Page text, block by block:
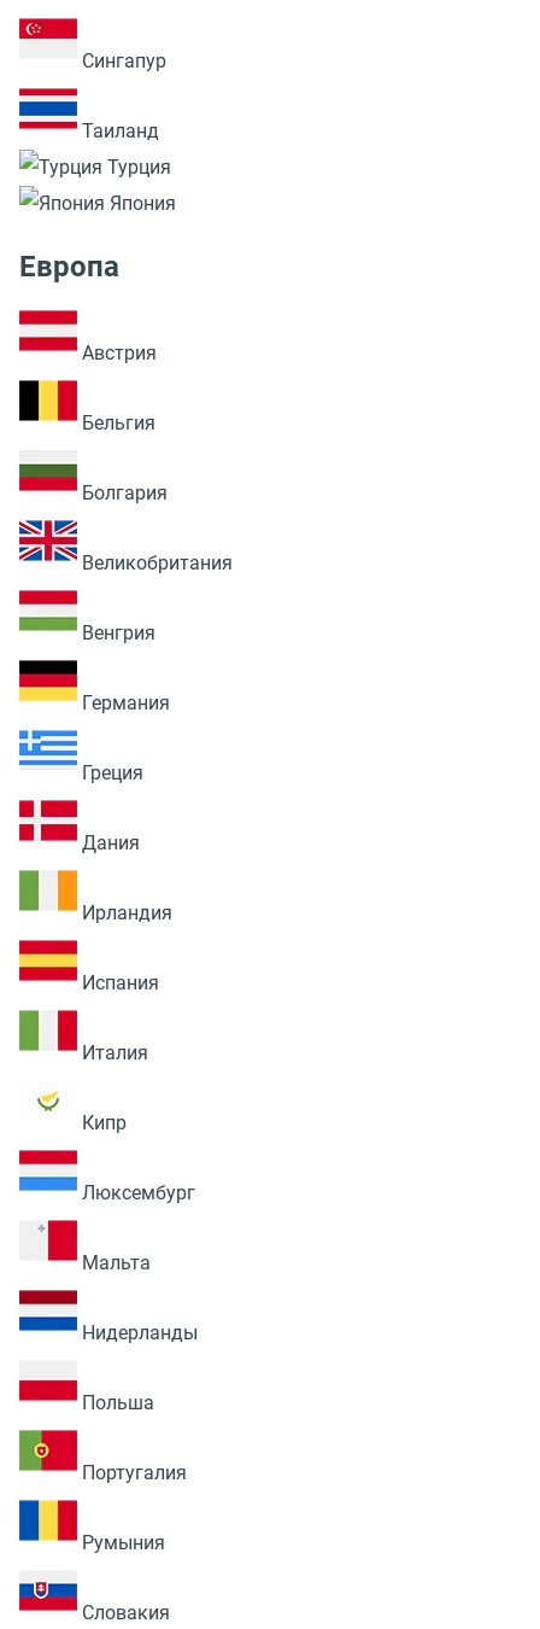
Сингапур
Таиланд
Турция
Япония
Европа
Австрия
Бельгия
Болгария
Великобритания
Венгрия
Германия
Греция
Дания
Ирландия
Испания
Италия
Кипр
Люксембург
Мальта
Нидерланды
Польша
Португалия
Румыния
Словакия